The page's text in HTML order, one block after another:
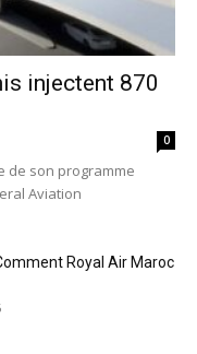
injectent 870
0
de son programme
Aviation
Royal Air Maroc